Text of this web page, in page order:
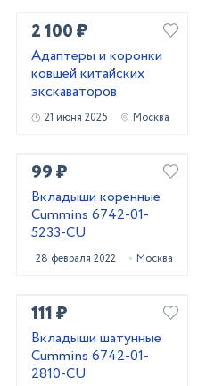
2 100 ₽
Адаптеры и коронки
ковшей китайских
экскаваторов
21 июня 2025 Москва
99 ₽
Вкладыши коренные
Cummins 6742-01-
5233-CU
28 февраля 2022 Москва
111 ₽
Вкладыши шатунные
Cummins 6742-01-
2810-CU